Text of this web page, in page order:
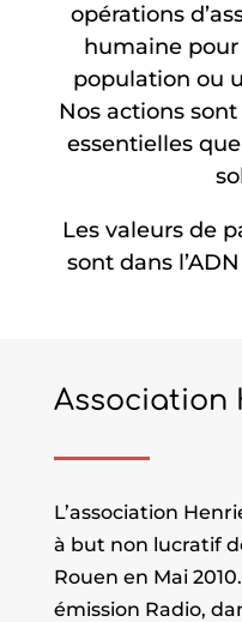
opérations
humaine
population ou
Nos actions
essentielles
Les valeurs de
sont dans
Association
L’association
à but non lucratif
Rouen en Mai
émission Radio,